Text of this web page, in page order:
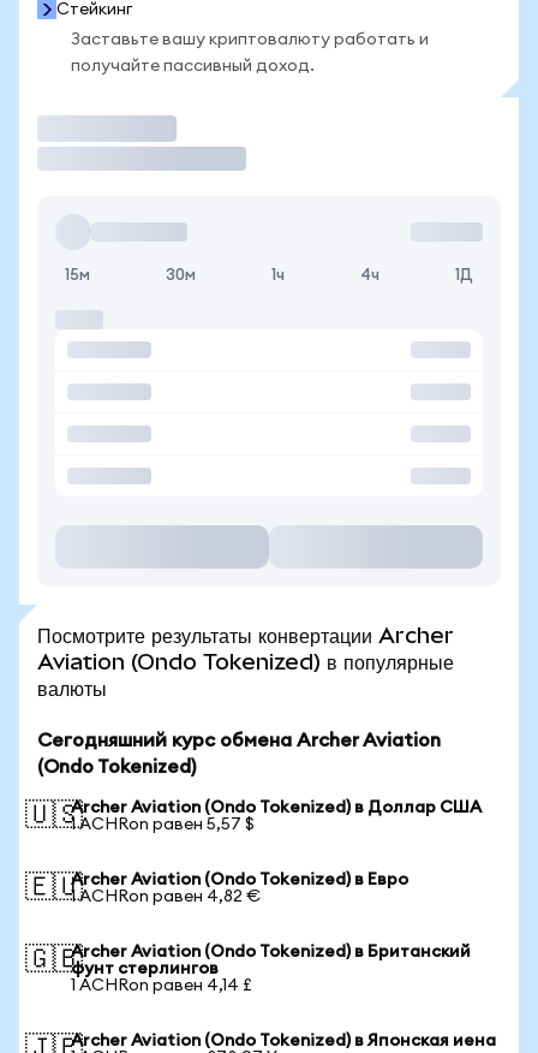
Стейкинг
Заставьте вашу криптовалюту работать и
получайте пассивный доход.
15м 30м 1ч 4ч 1Д
Посмотрите результаты конвертации Archer
Aviation (Ondo Tokenized) в популярные
валюты
Сегодняшний курс обмена Archer Aviation
(Ondo Tokenized)
🇺🇸Archer Aviation (Ondo Tokenized) в Доллар США
1 ACHRon равен 5,57 $
🇪🇺Archer Aviation (Ondo Tokenized) в Евро
1 ACHRon равен 4,82 €
🇬🇧Archer Aviation (Ondo Tokenized) в Британский
фунт стерлингов
1 ACHRon равен 4,14 £
Archer Aviation (Ondo Tokenized) в Японская иена